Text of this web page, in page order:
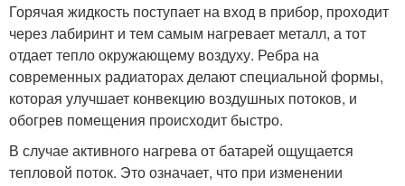
Горячая жидкость поступает на вход в прибор, проходит
через лабиринт и тем самым нагревает металл, а тот
отдает тепло окружающему воздуху. Ребра на
современных радиаторах делают специальной формы,
которая улучшает конвекцию воздушных потоков, и
обогрев помещения происходит быстро.
В случае активного нагрева от батарей ощущается
тепловой поток. Это означает, что при изменении